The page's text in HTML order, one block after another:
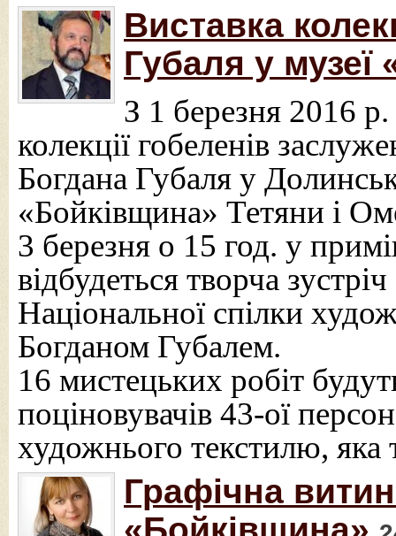
Виставка
Губаля у музеї
З 1 березня 2016
колекції гобеленів
Богдана Губаля у
«Бойківщина» Тетяни і
3 березня о 15 год. у
відбудеться творча
Національної спілки
Богданом Губалем.
16 мистецьких робіт
поціновувачів 43-ої
художнього текстилю, яка
Графічна